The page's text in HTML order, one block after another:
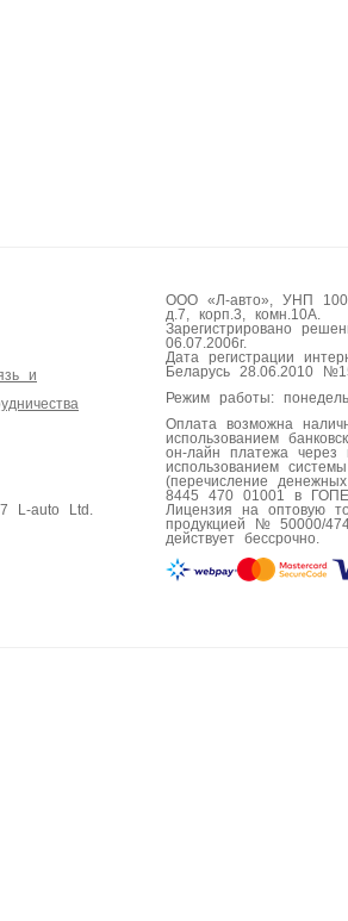
и
L-auto Ltd.
ООО «Л-авто», УНП
д.7, корп.3, комн.10А.
Зарегистрировано
06.07.2006г.
Дата регистрации
Беларусь 28.06.2010
Режим работы:
Оплата возможна
использованием
он-лайн платежа через
использованием
(перечисление
8445 470 01001 в
Лицензия на оптовую
продукцией № 50000/
действует бессрочно.